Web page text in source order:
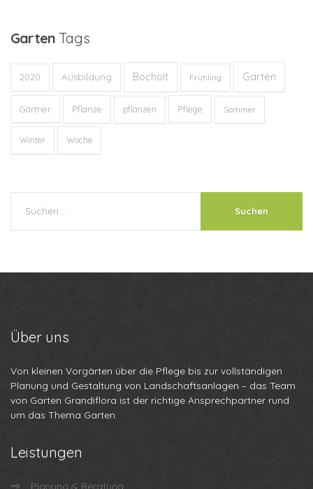
Garten Tags
2020 Ausbildung Bocholt Frühling Garten
Gärtner Pflanze pflanzen Pflege Sommer
Winter Woche
Über uns
Von kleinen Vorgärten über die Pflege bis zur vollständigen
Planung und Gestaltung von Landschaftsanlagen – das Team
von Garten Grandiflora ist der richtige Ansprechpartner rund
um das Thema Garten.
Leistungen
Planung & Beratung